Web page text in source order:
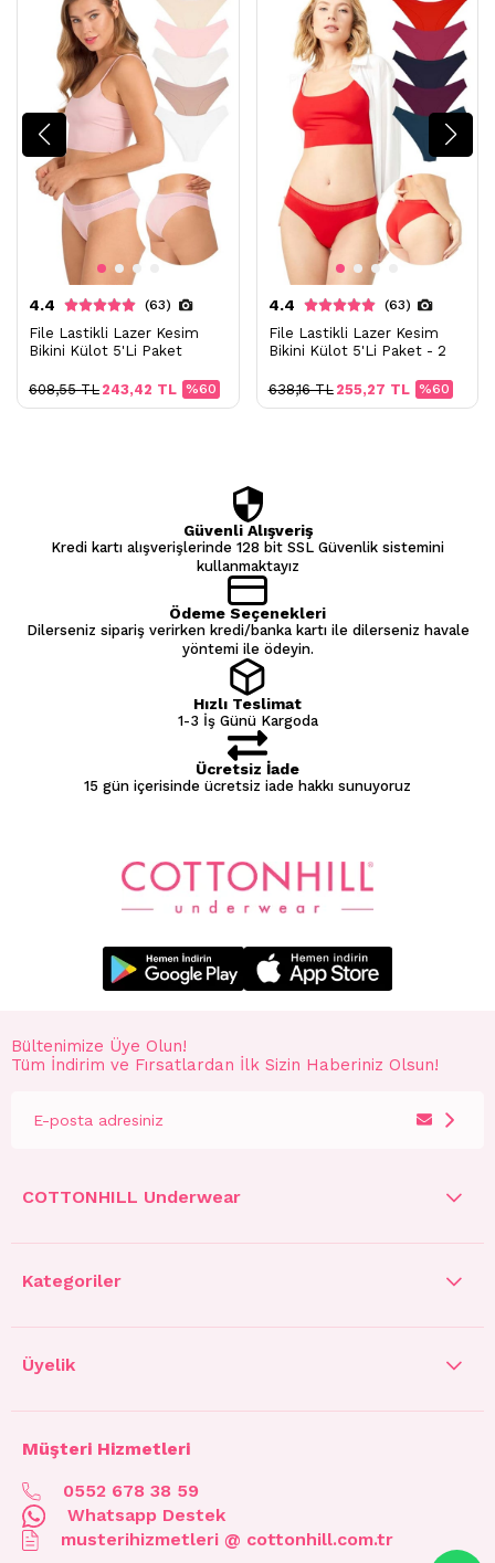
4.4 (63)
File Lastikli Lazer Kesim
Bikini Külot 5'Li Paket
%60
243,42 TL
608,55 TL
4.4 (63)
File Lastikli Lazer Kesim
Bikini Külot 5'Li Paket - 2
%60
255,27 TL
638,16 TL
Güvenli Alışveriş
Kredi kartı alışverişlerinde 128 bit SSL Güvenlik sistemini
kullanmaktayız
Ödeme Seçenekleri
Dilerseniz sipariş verirken kredi/banka kartı ile dilerseniz havale
yöntemi ile ödeyin.
Hızlı Teslimat
1-3 İş Günü Kargoda
Ücretsiz İade
15 gün içerisinde ücretsiz iade hakkı sunuyoruz
Bültenimize Üye Olun!
Tüm İndirim ve Fırsatlardan İlk Sizin Haberiniz Olsun!
COTTONHILL Underwear
Kategoriler
Üyelik
Müşteri Hizmetleri
0552 678 38 59
Whatsapp Destek
musterihizmetleri @ cottonhill.com.tr